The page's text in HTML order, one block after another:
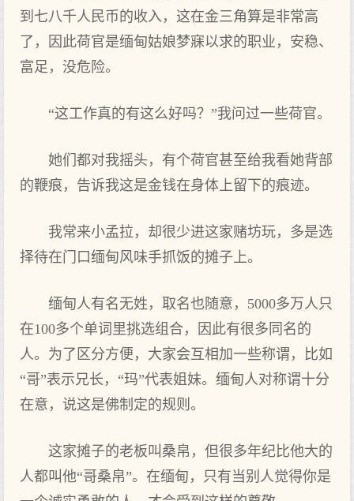
到七八千人民币的收入，这在金三角算是非常高
了，因此荷官是缅甸姑娘梦寐以求的职业，安稳、
富足，没危险。
“这工作真的有这么好吗？”我问过一些荷官。
她们都对我摇头，有个荷官甚至给我看她背部
的鞭痕，告诉我这是金钱在身体上留下的痕迹。
我常来小孟拉，却很少进这家赌坊玩，多是选
择待在门口缅甸风味手抓饭的摊子上。
缅甸人有名无姓，取名也随意，5000多万人只
在100多个单词里挑选组合，因此有很多同名的
人。为了区分方便，大家会互相加一些称谓，比如
“哥”表示兄长，“玛”代表姐妹。缅甸人对称谓十分
在意，说这是佛制定的规则。
这家摊子的老板叫桑帛，但很多年纪比他大的
人都叫他“哥桑帛”。在缅甸，只有当别人觉得你是